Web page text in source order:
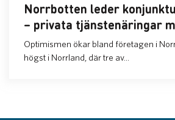
Norrbotten leder
– privata tjänstenäringar
Optimismen ökar bland företagen i
högst i Norrland, där tre av...